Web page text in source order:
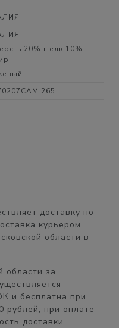
20% шелк 10%
265
доставку по
курьером
области в
области за
и бесплатна при
рублей, при оплате
доставки